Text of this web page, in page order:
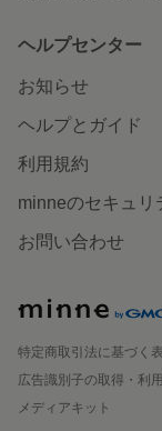
ヘルプセンター
お知らせ
ヘルプとガイド
利用規約
minneのセキュリ
お問い合わせ
特定商取引法に基づく
広告識別子の取得・利用
メディアキット